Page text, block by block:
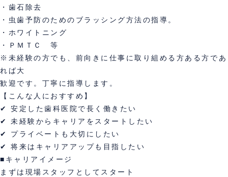
・歯石除去
・虫歯予防のためのブラッシング方法の指導。
・ホワイトニング
・ＰＭＴＣ 等
※未経験の方でも、前向きに仕事に取り組める方ある方であ
れば大
歓迎です。丁寧に指導します。
【こんな人におすすめ】
✔ 安定した歯科医院で長く働きたい
✔ 未経験からキャリアをスタートしたい
✔ プライベートも大切にしたい
✔ 将来はキャリアアップも目指したい
■キャリアイメージ
まずは現場スタッフとしてスタート